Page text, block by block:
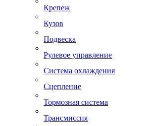
Крепеж
Кузов
Подвеска
Рулевое управление
Система охлаждения
Сцепление
Тормозная система
Трансмиссия